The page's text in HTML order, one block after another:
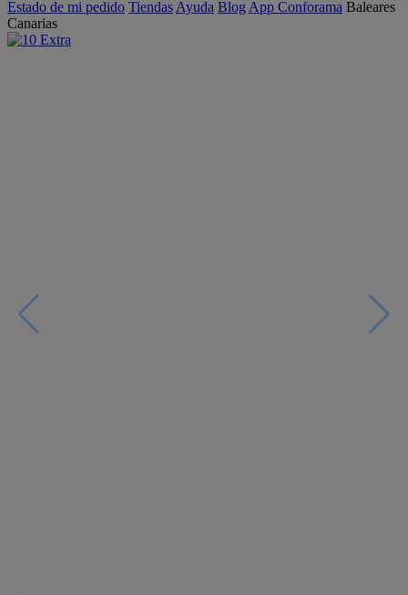
Estado de mi pedido Tiendas Ayuda Blog App Conforama Baleares
Canarias